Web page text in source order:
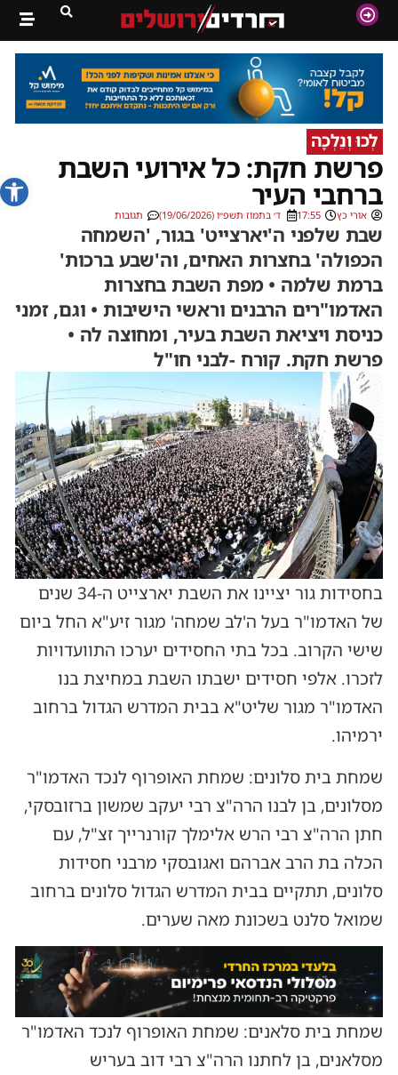
פתח
לְכוּ וְנֵלְכָה
פרשת חקת: כל אירועי השבת
ברחבי העיר
אורי כץ 17:55 ד׳ בתמוז תשפ״ו (19/06/2026) תגובות
שבת שלפני ה'יארצייט' בגור, 'השמחה
הכפולה' בחצרות האחים, וה'שבע ברכות'
ברמת שלמה • מפת השבת בחצרות
האדמו"רים הרבנים וראשי הישיבות • וגם, זמני
כניסת ויציאת השבת בעיר, ומחוצה לה •
פרשת חקת. קורח -לבני חו"ל
בחסידות גור יציינו את השבת יארצייט ה-34 שנים
של האדמו"ר בעל ה'לב שמחה‏' מגור זיע"א החל ביום
שישי הקרוב. בכל בתי החסידים יערכו התוועדויות
לזכרו. אלפי חסידים ישבתו השבת במחיצת בנו
האדמו"ר מגור שליט"א בבית המדרש הגדול ברחוב
ירמיהו.
שמחת בית סלונים: שמחת האופרוף לנכד האדמו"ר
מסלונים, בן לבנו הרה"צ רבי יעקב שמשון ברזובסקי,
חתן הרה"צ רבי הרש אלימלך קורנרייך זצ"ל, עם
הכלה בת הרב אברהם ואגובסקי מרבני חסידות
סלונים, תתקיים בבית המדרש הגדול סלונים ברחוב
שמואל סלנט בשכונת מאה שערים.
שמחת בית סלאנים: שמחת האופרוף לנכד האדמו"ר
מסלאנים, בן לחתנו הרה"צ רבי דוב בעריש